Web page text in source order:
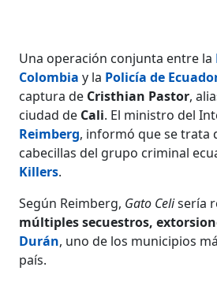
Una operación conjunta entre la
Colombia y la Policía de
captura de Cristhian Pastor,
ciudad de Cali. El ministro del
Reimberg, informó que se trata
cabecillas del grupo criminal
Killers.
Según Reimberg, Gato Celisería
múltiples secuestros,
Durán, uno de los municipios
país.